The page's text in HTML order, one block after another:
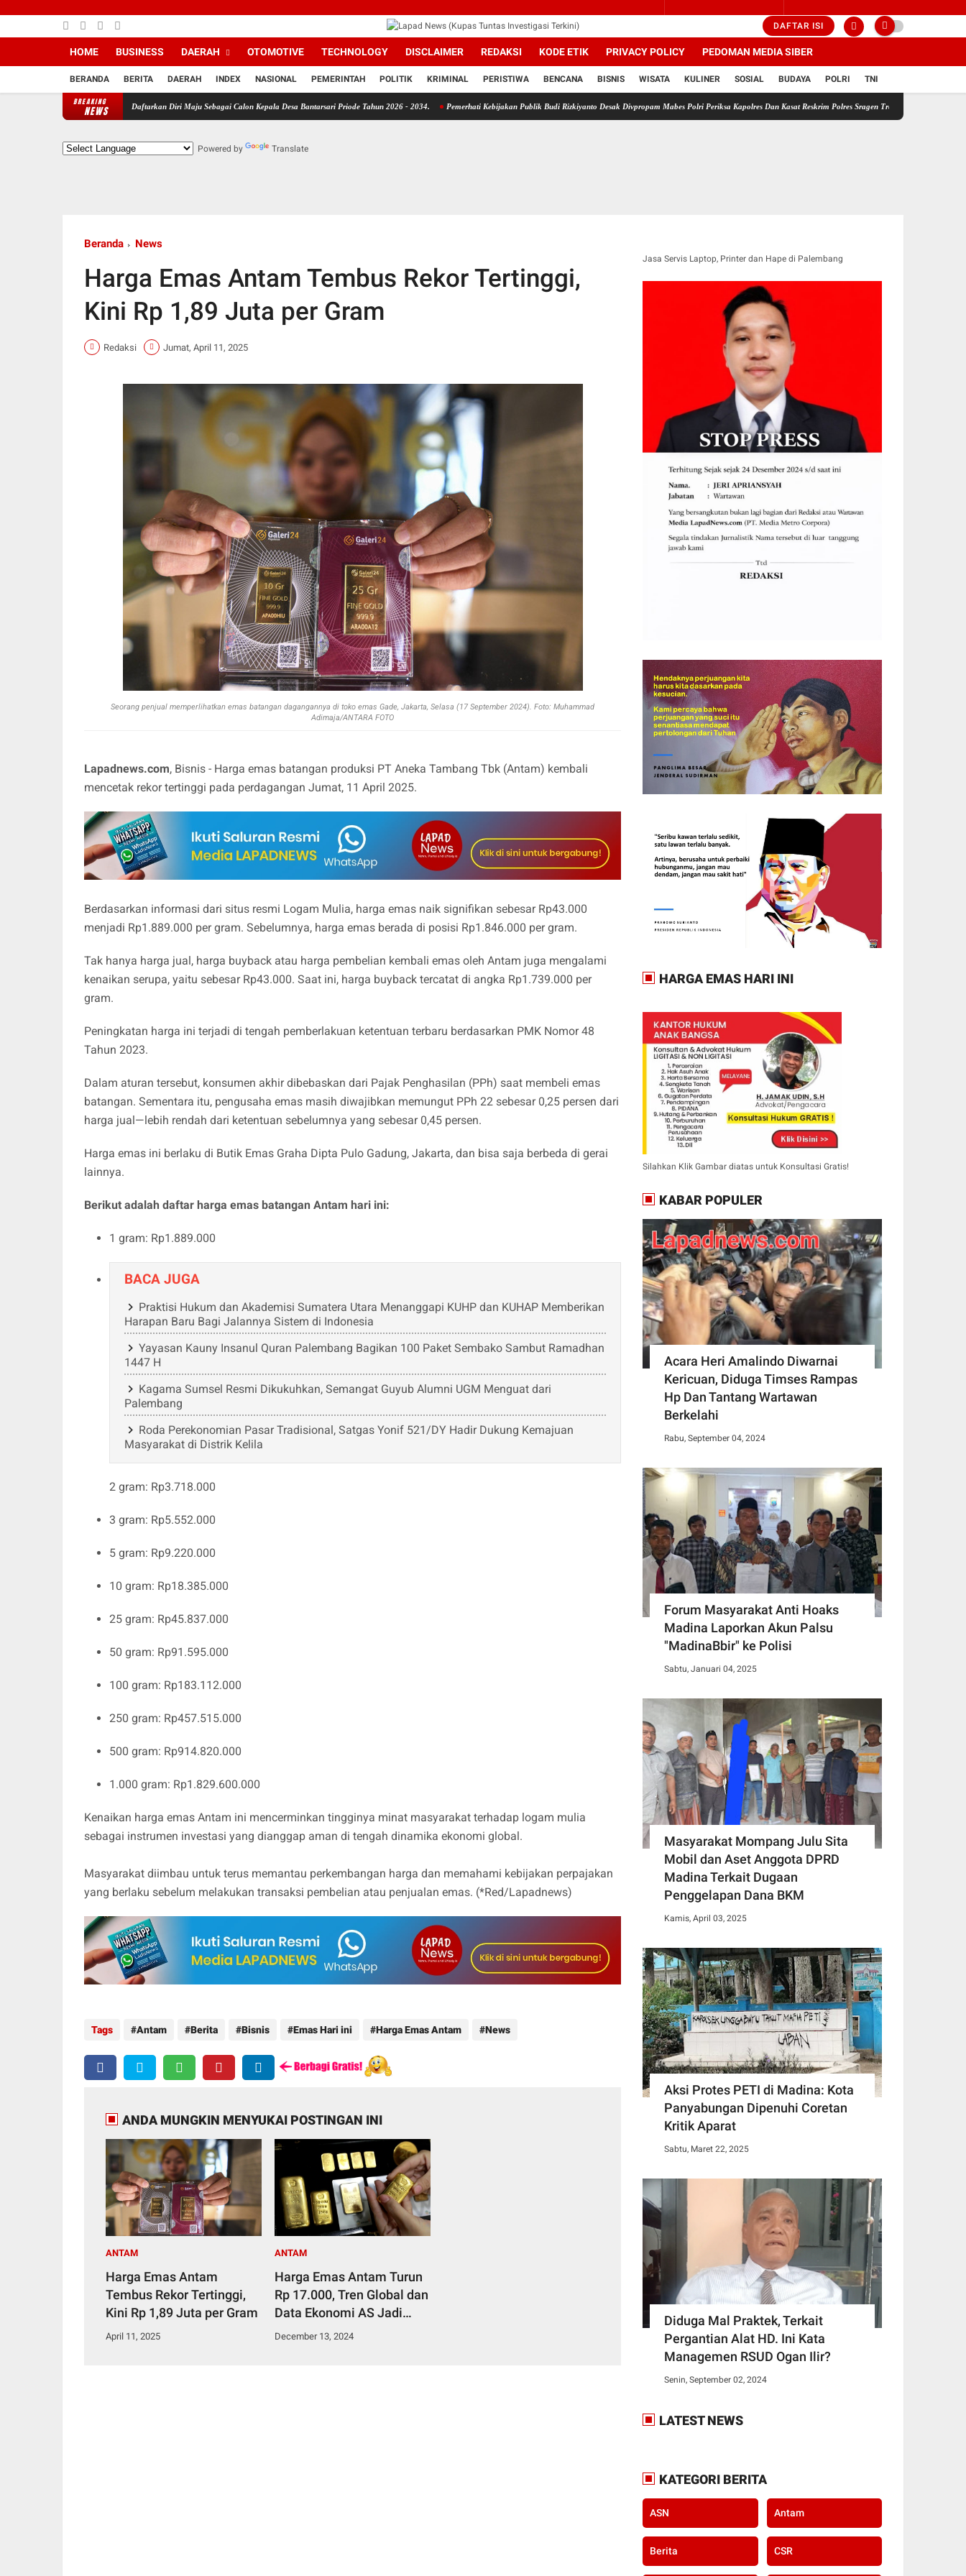
DAFTAR ISI
HOME BUSINESS DAERAH OTOMOTIVE TECHNOLOGY DISCLAIMER REDAKSI KODE ETIK PRIVACY POLICY PEDOMAN MEDIA SIBER
BERANDA BERITA DAERAH INDEX NASIONAL PEMERINTAH POLITIK KRIMINAL PERISTIWA BENCANA BISNIS WISATA KULINER SOSIAL BUDAYA POLRI TNI
BREAKING
NEWS
MJS Resmi Daftarkan Diri Maju Sebagai Calon Kepala Desa Bantarsari Priode Tahun 2026 - 2034. Pemerhati Kebijakan Publik Budi Rizkiyanto Desak Divpropam Mabes Polri Periksa Kapolres Dan Kasat Reskrim Polres Sragen Transparansi Adalah Kunci
Powered by Translate
Beranda News
Harga Emas Antam Tembus Rekor Tertinggi,
Kini Rp 1,89 Juta per Gram
Redaksi Jumat, April 11, 2025
Seorang penjual memperlihatkan emas batangan dagangannya di toko emas Gade, Jakarta, Selasa (17 September 2024). Foto: Muhammad
Adimaja/ANTARA FOTO
Lapadnews.com, Bisnis - Harga emas batangan produksi PT Aneka Tambang Tbk (Antam) kembali
mencetak rekor tertinggi pada perdagangan Jumat, 11 April 2025.
Berdasarkan informasi dari situs resmi Logam Mulia, harga emas naik signifikan sebesar Rp43.000
menjadi Rp1.889.000 per gram. Sebelumnya, harga emas berada di posisi Rp1.846.000 per gram.
Tak hanya harga jual, harga buyback atau harga pembelian kembali emas oleh Antam juga mengalami
kenaikan serupa, yaitu sebesar Rp43.000. Saat ini, harga buyback tercatat di angka Rp1.739.000 per
gram.
Peningkatan harga ini terjadi di tengah pemberlakuan ketentuan terbaru berdasarkan PMK Nomor 48
Tahun 2023.
Dalam aturan tersebut, konsumen akhir dibebaskan dari Pajak Penghasilan (PPh) saat membeli emas
batangan. Sementara itu, pengusaha emas masih diwajibkan memungut PPh 22 sebesar 0,25 persen dari
harga jual—lebih rendah dari ketentuan sebelumnya yang sebesar 0,45 persen.
Harga emas ini berlaku di Butik Emas Graha Dipta Pulo Gadung, Jakarta, dan bisa saja berbeda di gerai
lainnya.
Berikut adalah daftar harga emas batangan Antam hari ini:
1 gram: Rp1.889.000
BACA JUGA
Praktisi Hukum dan Akademisi Sumatera Utara Menanggapi KUHP dan KUHAP Memberikan
Harapan Baru Bagi Jalannya Sistem di Indonesia
Yayasan Kauny Insanul Quran Palembang Bagikan 100 Paket Sembako Sambut Ramadhan
1447 H
Kagama Sumsel Resmi Dikukuhkan, Semangat Guyub Alumni UGM Menguat dari
Palembang
Roda Perekonomian Pasar Tradisional, Satgas Yonif 521/DY Hadir Dukung Kemajuan
Masyarakat di Distrik Kelila
2 gram: Rp3.718.000
3 gram: Rp5.552.000
5 gram: Rp9.220.000
10 gram: Rp18.385.000
25 gram: Rp45.837.000
50 gram: Rp91.595.000
100 gram: Rp183.112.000
250 gram: Rp457.515.000
500 gram: Rp914.820.000
1.000 gram: Rp1.829.600.000
Kenaikan harga emas Antam ini mencerminkan tingginya minat masyarakat terhadap logam mulia
sebagai instrumen investasi yang dianggap aman di tengah dinamika ekonomi global.
Masyarakat diimbau untuk terus memantau perkembangan harga dan memahami kebijakan perpajakan
yang berlaku sebelum melakukan transaksi pembelian atau penjualan emas. (*Red/Lapadnews)
Tags Antam Berita Bisnis Emas Hari ini Harga Emas Antam News
ANDA MUNGKIN MENYUKAI POSTINGAN INI
ANTAM
Harga Emas Antam
Tembus Rekor Tertinggi,
Kini Rp 1,89 Juta per Gram
April 11, 2025
ANTAM
Harga Emas Antam Turun
Rp 17.000, Tren Global dan
Data Ekonomi AS Jadi
Sorotan
December 13, 2024
Jasa Servis Laptop, Printer dan Hape di Palembang
HARGA EMAS HARI INI
Silahkan Klik Gambar diatas untuk Konsultasi Gratis!
KABAR POPULER
Acara Heri Amalindo Diwarnai
Kericuan, Diduga Timses Rampas
Hp Dan Tantang Wartawan
Berkelahi
Rabu, September 04, 2024
Forum Masyarakat Anti Hoaks
Madina Laporkan Akun Palsu
"MadinaBbir" ke Polisi
Sabtu, Januari 04, 2025
Masyarakat Mompang Julu Sita
Mobil dan Aset Anggota DPRD
Madina Terkait Dugaan
Penggelapan Dana BKM
Kamis, April 03, 2025
Aksi Protes PETI di Madina: Kota
Panyabungan Dipenuhi Coretan
Kritik Aparat
Sabtu, Maret 22, 2025
Diduga Mal Praktek, Terkait
Pergantian Alat HD. Ini Kata
Managemen RSUD Ogan Ilir?
Senin, September 02, 2024
LATEST NEWS
KATEGORI BERITA
ASN Antam
Berita CSR